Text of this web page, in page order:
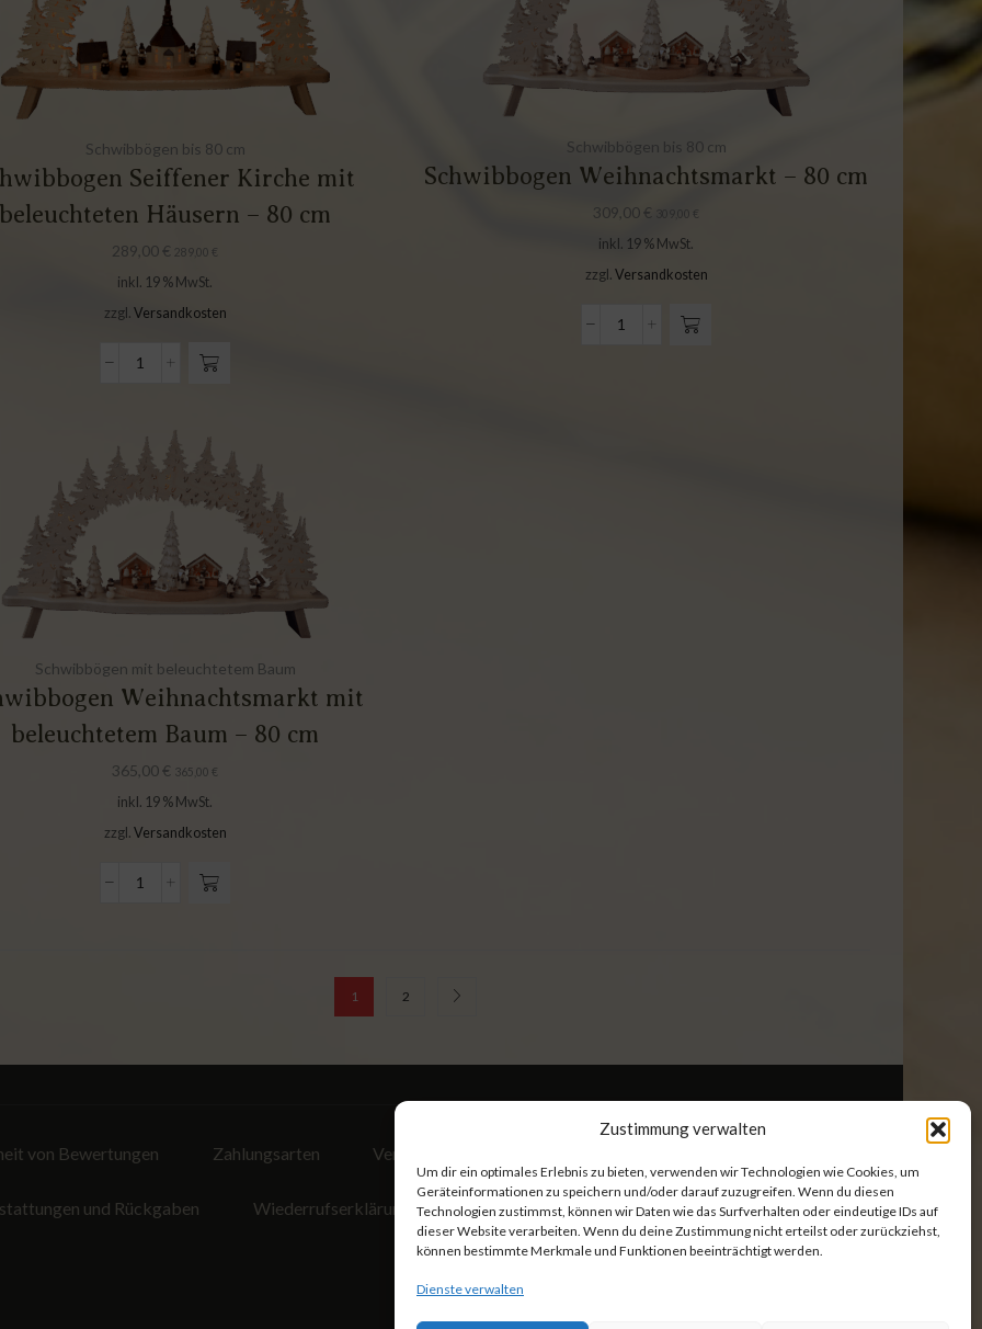
Zustimmung verwalten
Um dir ein optimales Erlebnis zu bieten, verwenden wir Technologien wie Cookies, um
Geräteinformationen zu speichern und/oder darauf zuzugreifen. Wenn du diesen
Technologien zustimmst, können wir Daten wie das Surfverhalten oder eindeutige IDs auf
dieser Website verarbeiten. Wenn du deine Zustimmung nicht erteilst oder zurückziehst,
können bestimmte Merkmale und Funktionen beeinträchtigt werden.
Dienste verwalten
Schwibbögen bis 80 cm
Seiffener Kirche mit
beleuchteten Häusern – 80 cm
289,00 € 289,00 €
inkl. 19 % MwSt.
zzgl. Versandkosten
Schwibbögen bis 80 cm
Schwibbogen Weihnachtsmarkt – 80 cm
309,00 € €
inkl. 19 % MwSt.
zzgl. Versandkosten
Schwibbögen mit beleuchtetem Baum
Weihnachtsmarkt mit
beleuchtetem Baum – 80 cm
365,00 € 365,00 €
inkl. 19 % MwSt.
zzgl. Versandkosten
1 2
von Bewertungen Zahlungsarten Versandarten
und Rückgaben Wiederrufserklärung Cookie-Richtlinie (EU)